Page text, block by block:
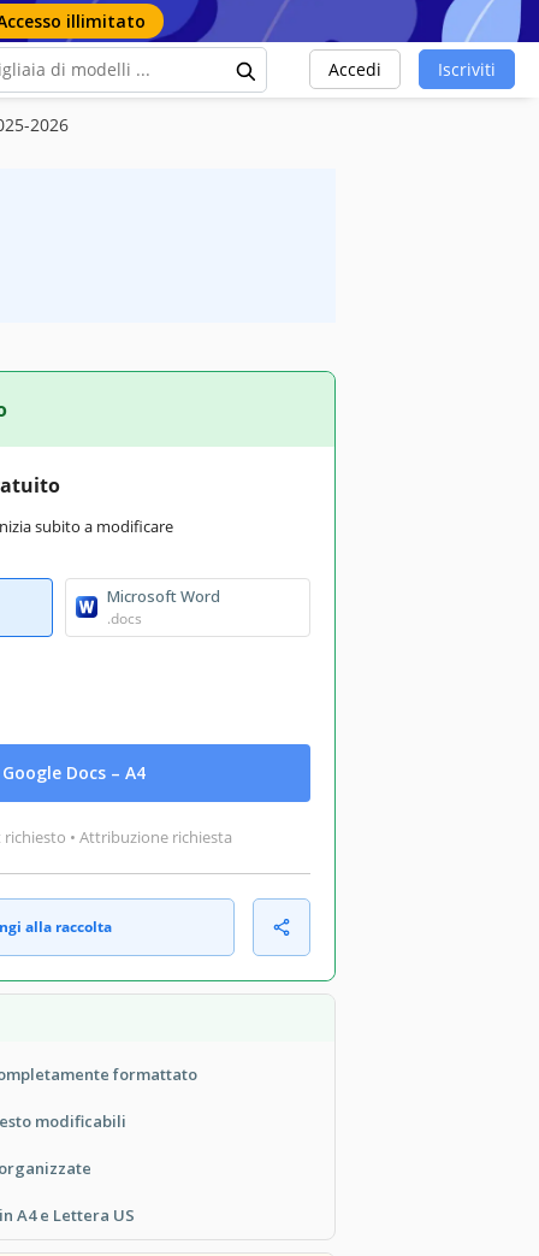
illimitato
Accedi Iscriviti
2026
subito a modificare
Microsoft Word
.docs
Google Docs – A4
• Attribuzione richiesta
alla raccolta
formattato
modificabili
A4 e Lettera US